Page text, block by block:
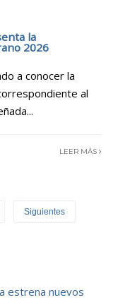
la
2026
a conocer la
al
...
LEER MÁS
Siguientes
estrena nuevos